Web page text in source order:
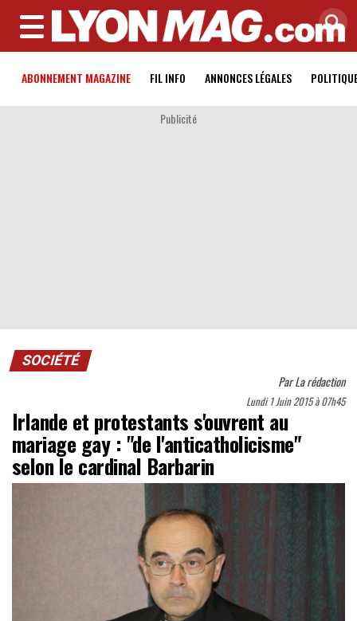
MENU
ABONNEMENT MAGAZINE FIL INFO ANNONCES LÉGALES
Publicité
SOCIÉTÉ
ParLa rédaction
Lundi 1 Juin 2015 à 07h45
Irlande et protestants s'ouvrent au
mariage gay : "de l'anticatholicisme"
selon le cardinal Barbarin